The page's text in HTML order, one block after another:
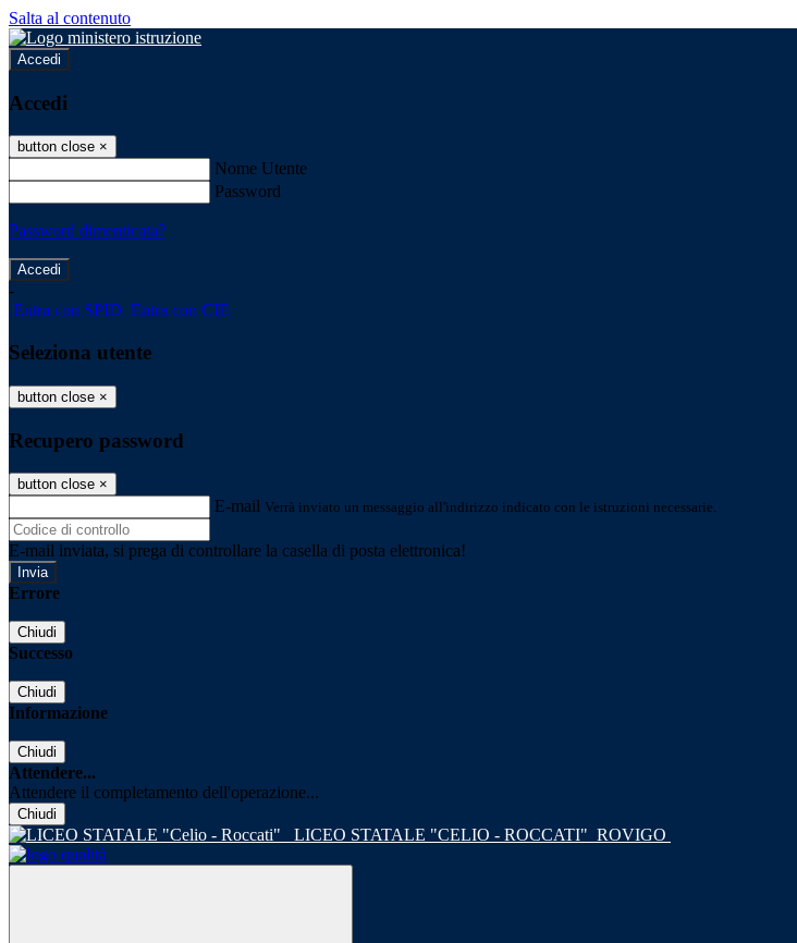
Salta al contenuto
Accedi
Accedi
button close ×
Nome Utente
Password
Password dimenticata?
-
Entra con SPID Entra con CIE
Seleziona utente
button close ×
Recupero password
button close ×
E-mail Verrà inviato un messaggio all'indirizzo indicato con le istruzioni necessarie.
E-mail inviata, si prega di controllare la casella di posta elettronica!
Errore
Chiudi
Successo
Chiudi
Informazione
Chiudi
Attendere...
Attendere il completamento dell'operazione...
Chiudi
LICEO STATALE "CELIO - ROCCATI" ROVIGO